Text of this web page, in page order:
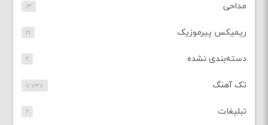
مداحی ۱۳
ریمیکس پیرموزیک ۲۱
دسته‌بندی نشده ۲
تک آهنگ ۷,۷۳۸
تبلیغات ۲